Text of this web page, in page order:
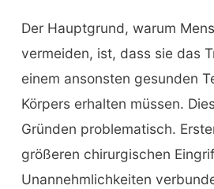
Der Hauptgrund, warum
vermeiden, ist, dass sie das
einem ansonsten gesunden
Körpers erhalten müssen.
Gründen problematisch.
größeren chirurgischen
Unannehmlichkeiten